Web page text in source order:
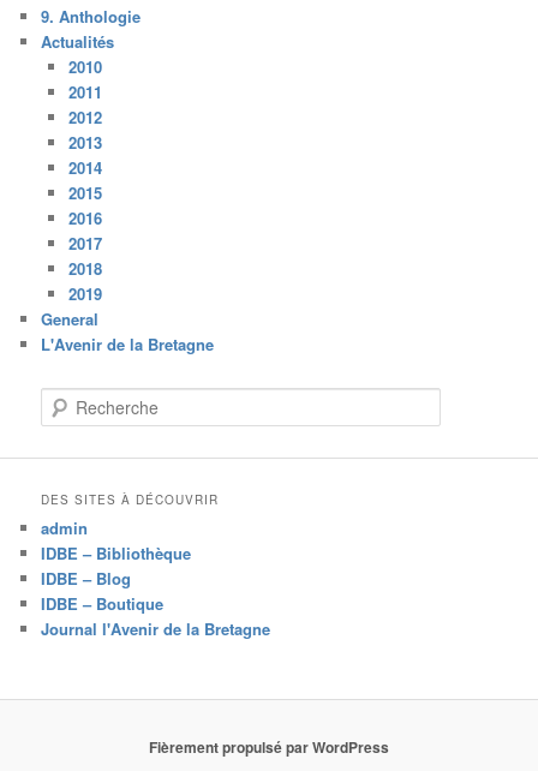
9. Anthologie
Actualités
2010
2011
2012
2013
2014
2015
2016
2017
2018
2019
General
L'Avenir de la Bretagne
e
e
c
h
e
DES SITES À DÉCOUVRIR
admin
IDBE – Bibliothèque
IDBE – Blog
IDBE – Boutique
Journal l'Avenir de la Bretagne
Fièrement propulsé par WordPress